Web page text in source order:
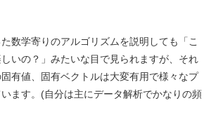
数学寄りのアルゴリズムを説明しても「こ
いの？」みたいな目で見られますが、それ
有値、固有ベクトルは大変有用で様々なプ
ます。(自分は主にデータ解析でかなりの頻